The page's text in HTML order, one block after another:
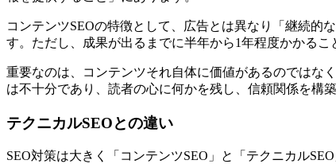
コンテンツSEOの特徴として、広告とは異なり「継続的
す。ただし、成果が出るまでに半年から1年程度かかる
重要なのは、コンテンツそれ自体に価値があるのではな
は不十分であり、読者の心に何かを残し、信頼関係を構
テクニカルSEOとの違い
SEO対策は大きく「コンテンツSEO」と「テクニカル